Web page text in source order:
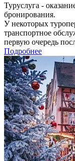
Туруслуга -
бронирования.
У некоторых
транспортное
первую очередь
Подробнее